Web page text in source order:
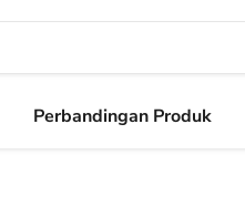
Perbandingan Produk